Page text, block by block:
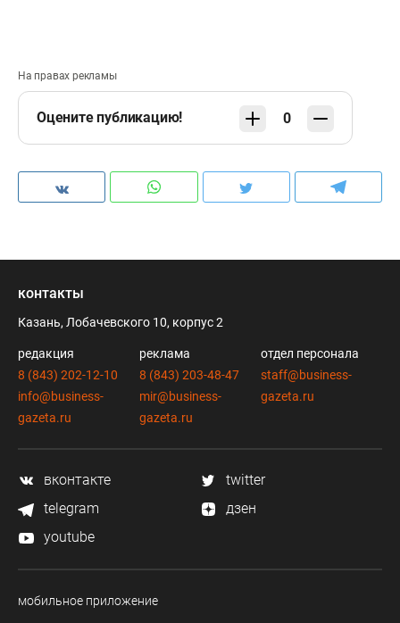
На правах рекламы
Оцените публикацию! 0
контакты
Казань, Лобачевского 10, корпус 2
редакция
8 (843) 202-12-10
info@business-
gazeta.ru
реклама
8 (843) 203-48-47
mir@business-
gazeta.ru
отдел персонала
staff@business-
gazeta.ru
вконтакте
twitter
telegram
дзен
youtube
мобильное приложение